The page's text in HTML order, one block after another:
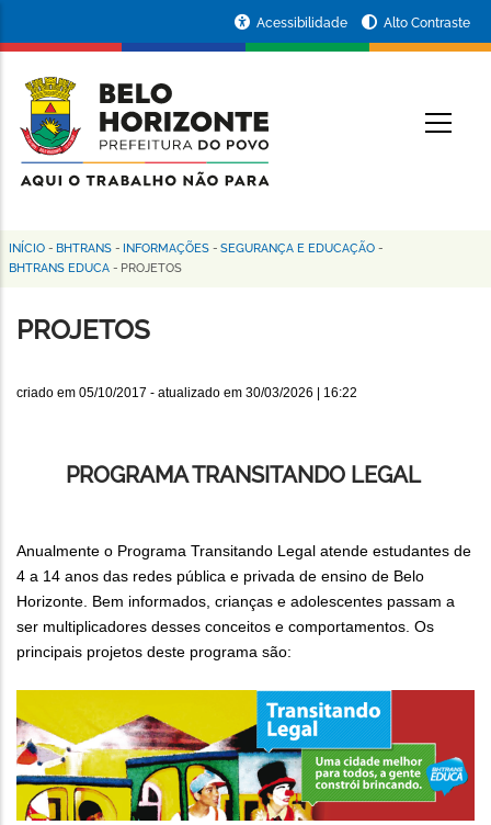
conteúdo
principal
da
Prefeitura
de
Horizonte
Acessibilidade Alto Contraste
Trilha
navegação
INÍCIO - BHTRANS - INFORMAÇÕES - SEGURANÇA E EDUCAÇÃO -
BHTRANS EDUCA - PROJETOS
PROJETOS
criado em 05/10/2017 - atualizado em 30/03/2026 | 16:22
PROGRAMA TRANSITANDO LEGAL
Anualmente o Programa Transitando Legal atende estudantes de
4 a 14 anos das redes pública e privada de ensino de Belo
Horizonte. Bem informados, crianças e adolescentes passam a
ser multiplicadores desses conceitos e comportamentos. Os
principais projetos deste programa são: